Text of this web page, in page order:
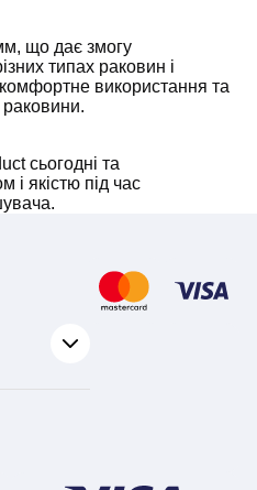
що дає змогу
типах раковин і
використання та
раковини.
сьогодні та
і якістю під час